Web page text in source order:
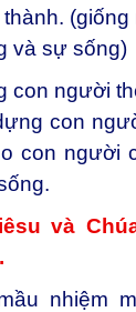
(giống
và sự sống)
con người
con
con người
và
nhiệm